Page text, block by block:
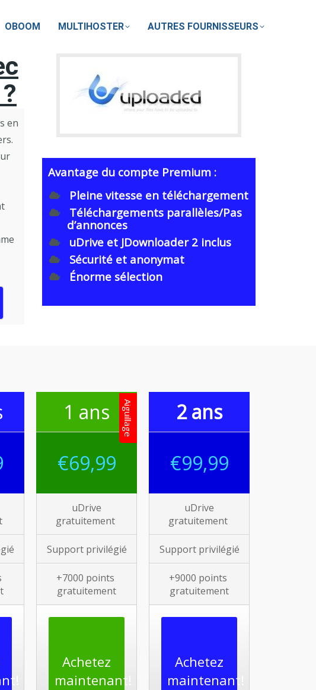
OBOOM MULTIHOSTER AUTRES FOURNISSEURS
en
Avantage du compte Premium :
Pleine vitesse en téléchargement
Téléchargements parallèles/Pas
d’annonces
uDrive et JDownloader 2 inclus
Sécurité et anonymat
Énorme sélection
1 ans
€69,99
uDrive
gratuitement
Support privilégié
+7000 points
gratuitement
Achetez
maintenant!
Aiguillage
2 ans
€99,99
uDrive
gratuitement
Support privilégié
+9000 points
gratuitement
Achetez
maintenant!